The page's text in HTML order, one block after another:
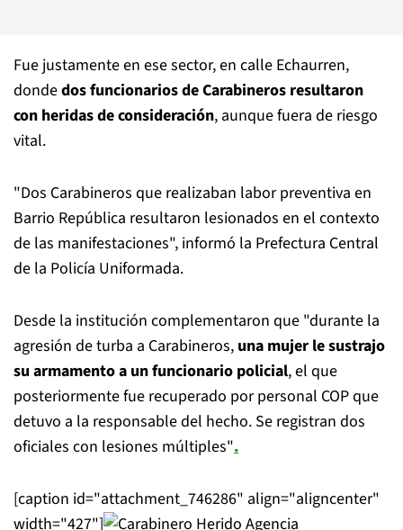
Fue justamente en ese sector, en calle Echaurren,
dondedos funcionarios de Carabineros resultaron
con heridas de consideración, aunque fuera de riesgo
vital.
"Dos Carabineros que realizaban labor preventiva en
Barrio República resultaron lesionados en el contexto
de las manifestaciones", informó la Prefectura Central
de la Policía Uniformada.
Desde la institución complementaron que "durante la
agresión de turba a Carabineros, una mujer le sustrajo
su armamento a un funcionario policial, el que
posteriormente fue recuperado por personal COP que
detuvo a la responsable del hecho. Se registran dos
oficiales con lesiones múltiples".
[caption id="attachment_746286" align="aligncenter"
width="427"]
Agencia